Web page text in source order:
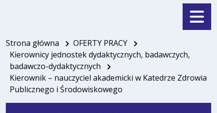
Menu
Strona główna
OFERTY PRACY
Kierownicy jednostek dydaktycznych, badawczych,
badawczo-dydaktycznych
Kierownik – nauczyciel akademicki w Katedrze Zdrowia
Publicznego i Środowiskowego